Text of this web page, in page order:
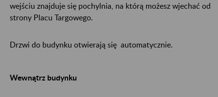
wejściu znajduje się pochylnia, na którą możesz wjechać od
strony Placu Targowego.
Drzwi do budynku otwierają się automatycznie.
Wewnątrz budynku